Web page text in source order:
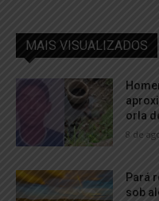
MAIS VISUALIZADOS
orla
8 de
Pará
sob